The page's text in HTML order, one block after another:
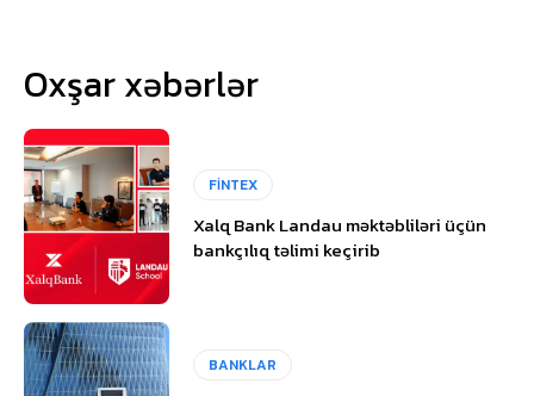
Oxşar xəbərlər
FİNTEX
Xalq Bank Landau məktəbliləri üçün
bankçılıq təlimi keçirib
BANKLAR